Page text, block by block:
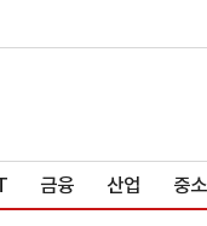
금융 산업 중